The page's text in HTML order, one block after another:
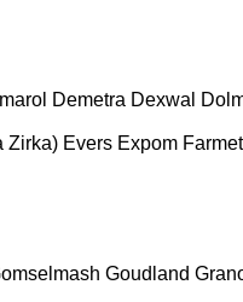
Demetra Dexwal
Zirka) Evers Expom Farmet
Goudland